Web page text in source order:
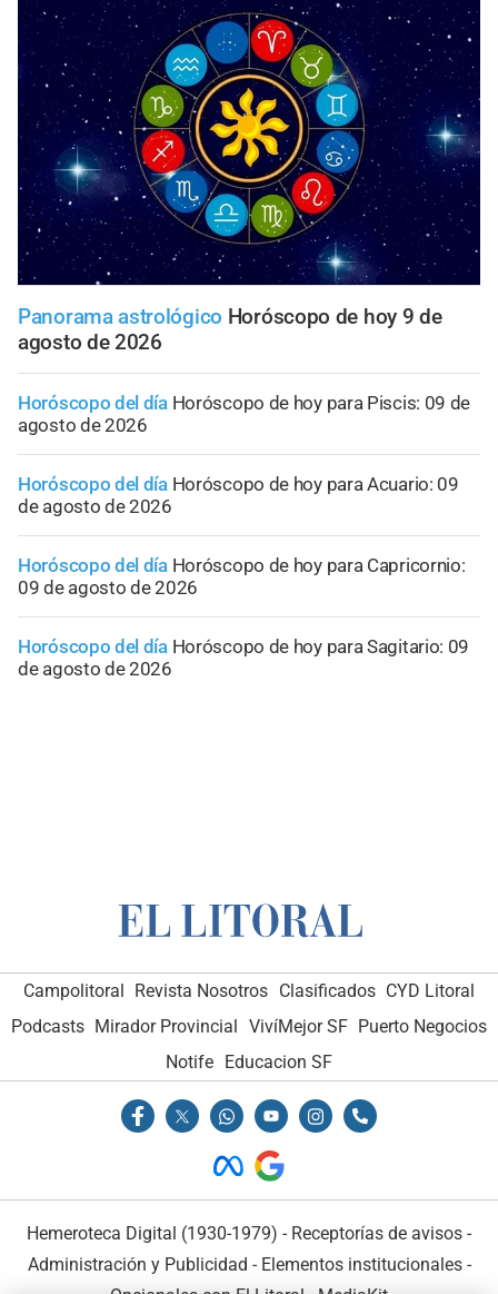
Panorama astrológico Horóscopo de hoy 9 de
agosto de 2026
Horóscopo del día Horóscopo de hoy para Piscis: 09 de
agosto de 2026
Horóscopo del día Horóscopo de hoy para Acuario: 09
de agosto de 2026
Horóscopo del día Horóscopo de hoy para Capricornio:
09 de agosto de 2026
Horóscopo del día Horóscopo de hoy para Sagitario: 09
de agosto de 2026
Campolitoral Revista Nosotros Clasificados CYD Litoral
Podcasts Mirador Provincial VivíMejor SF Puerto Negocios
Notife Educacion SF
Hemeroteca Digital (1930-1979) - Receptorías de avisos -
Administración y Publicidad - Elementos institucionales-